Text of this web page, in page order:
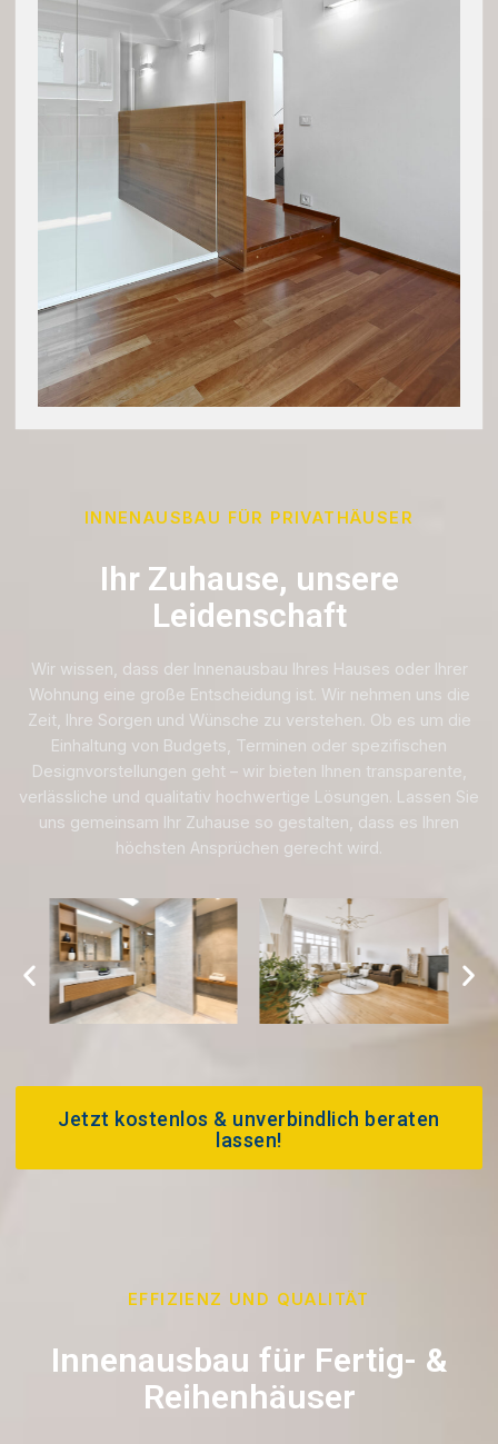
INNENAUSBAU FÜR PRIVATHÄUSER
Ihr Zuhause, unsere
Leidenschaft
Wir wissen, dass der Innenausbau Ihres Hauses oder Ihrer
Wohnung eine große Entscheidung ist. Wir nehmen uns die
Zeit, Ihre Sorgen und Wünsche zu verstehen. Ob es um die
Einhaltung von Budgets, Terminen oder spezifischen
Designvorstellungen geht – wir bieten Ihnen transparente,
verlässliche und qualitativ hochwertige Lösungen. Lassen Sie
uns gemeinsam Ihr Zuhause so gestalten, dass es Ihren
höchsten Ansprüchen gerecht wird.
Jetzt kostenlos & unverbindlich beraten
lassen!
EFFIZIENZ UND QUALITÄT
Innenausbau für Fertig- &
Reihenhäuser